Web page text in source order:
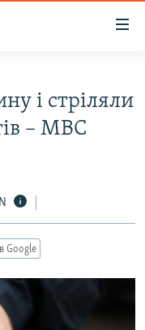
і стріляли
– МВС
Google